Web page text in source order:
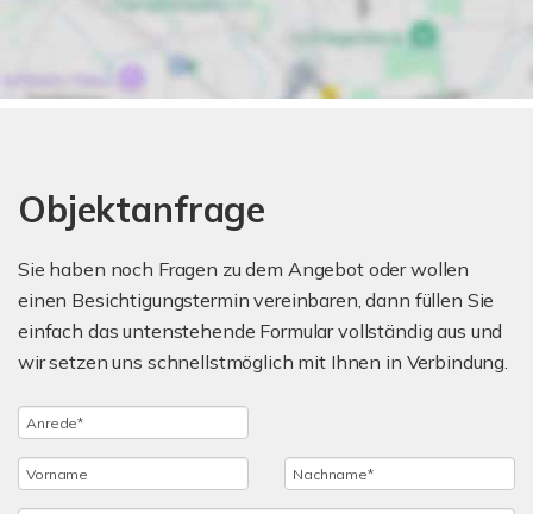
Objektanfrage
Sie haben noch Fragen zu dem Angebot oder wollen
einen Besichtigungstermin vereinbaren, dann füllen Sie
einfach das untenstehende Formular vollständig aus und
wir setzen uns schnellstmöglich mit Ihnen in Verbindung.